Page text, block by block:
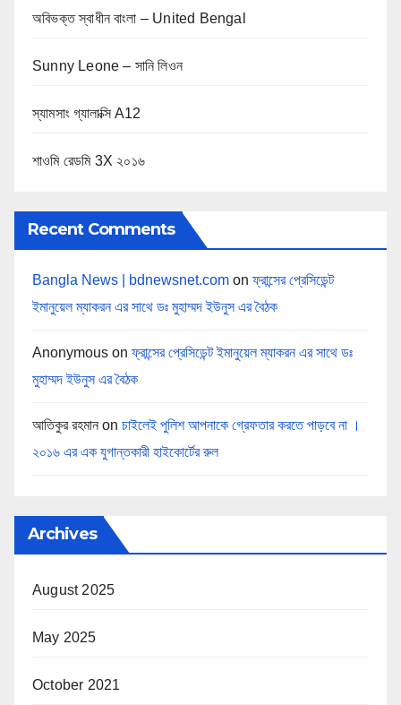
অবিভক্ত স্বাধীন বাংলা – United Bengal
Sunny Leone – সানি লিওন
স্যামসাং গ্যালাক্সি A12
শাওমি রেডমি 3X ২০১৬
Recent Comments
Bangla News | bdnewsnet.com onফ্রান্সের প্রেসিডেন্ট
ইমানুয়েল ম্যাকরন এর সাথে ডঃ মুহাম্মদ ইউনুস এর বৈঠক
Anonymous onফ্রান্সের প্রেসিডেন্ট ইমানুয়েল ম্যাকরন এর সাথে ডঃ
মুহাম্মদ ইউনুস এর বৈঠক
আতিকুর রহমান on চাইলেই পুলিশ আপনাকে গ্রেফতার করতে পাড়বে না ।
২০১৬ এর এক যুগান্তকারী হাইকোর্টের রুল
Archives
August 2025
May 2025
October 2021